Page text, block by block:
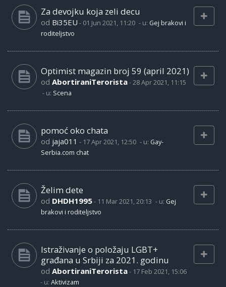
Za devojku koja zeli decu
od Bi35EU - 01 Jun 2021, 11:20 - u: Gej brakovi i
roditeljstvo
Optimist magazin broj 59 (april 2021)
od AbortiraniTerorista-28 Apr 2021, 11:15
- u: Scena
pomoć oko chata
od jaja011 - 17 Apr 2021, 12:50 - u: Gay-
Serbia.com chat
Želim dete
od DHDH1995- 11 Mar 2021, 20:13 - u: Gej
brakovi i roditeljstvo
Istraživanje o položaju LGBT+
građana u Srbiji za 2021. godinu
od AbortiraniTerorista- 17 Feb 2021, 15:06
- u: Aktivizam